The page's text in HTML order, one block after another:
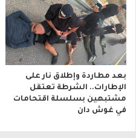
بعد مطاردة وإطلاق نار على
الإطارات.. الشرطة تعتقل
مشتبهين بسلسلة اقتحامات
في غوش دان